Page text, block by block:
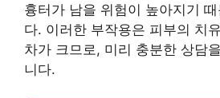
흉터가 남을 위험이 높아지기
다. 이러한 부작용은 피부의 치
차가 크므로, 미리 충분한 상담
니다.